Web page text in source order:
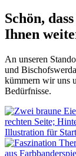
Schön,
Ihnen
An unseren
und Bischofswerda
kümmern wir uns
Bedürfnisse.